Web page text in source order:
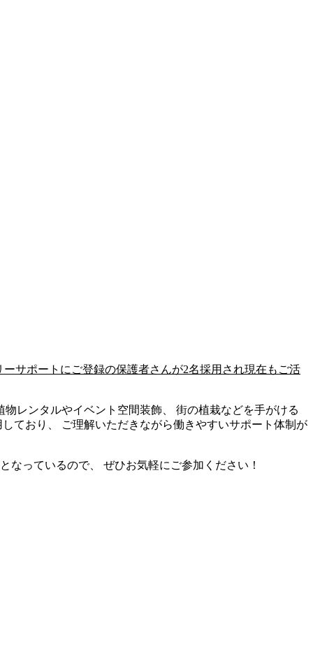
サポートにご登録の保護者さんが2名採用され現在もご活
レンタルやイベント空間装飾、 街の植栽などを手がける
ており、 ご理解いただきながら働きやすいサポート体制が
なっているので、 ぜひお気軽にご参加ください！